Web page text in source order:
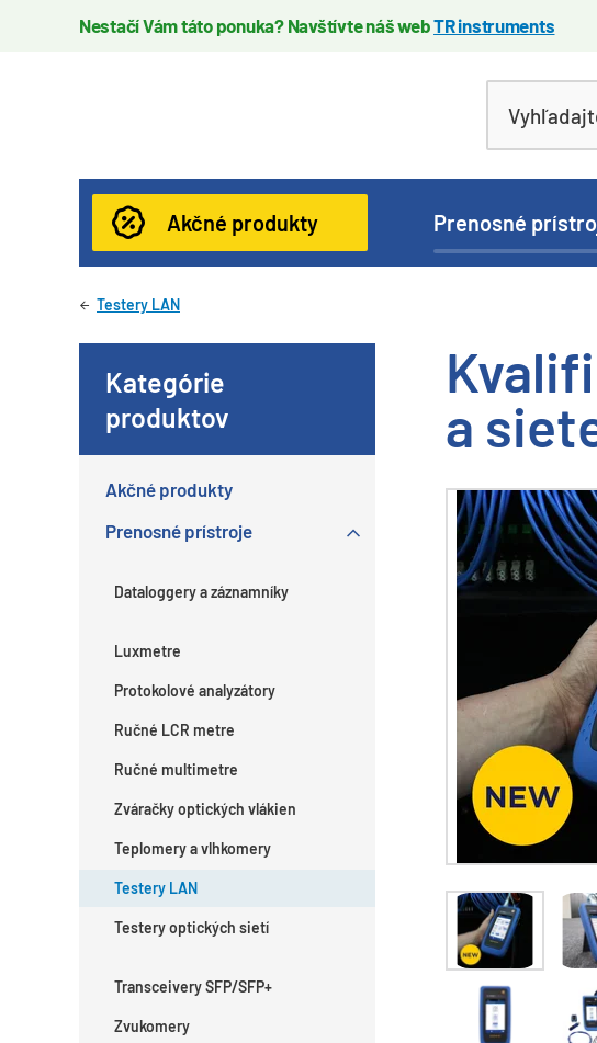
Nestačí Vám táto ponuka? Navštívte náš webTR instruments
Akčné produkty Prenosné
Testery LAN
Kategórie
produktov
Akčné produkty
Prenosné prístroje
Dataloggery a záznamníky
Luxmetre
Protokolové analyzátory
Ručné LCR metre
Ručné multimetre
Zváračky optických vlákien
Teplomery a vlhkomery
Testery LAN
Testery optických sietí
Transceivery SFP/SFP+
Zvukomery
a